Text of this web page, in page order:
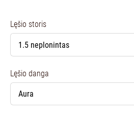
Lęšio storis
Lęšio danga